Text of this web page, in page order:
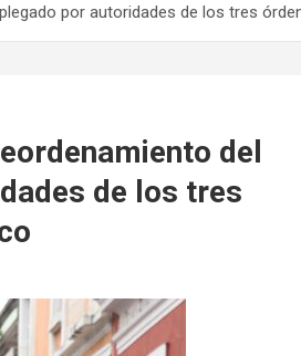
por autoridades de los tres
del
de los tres